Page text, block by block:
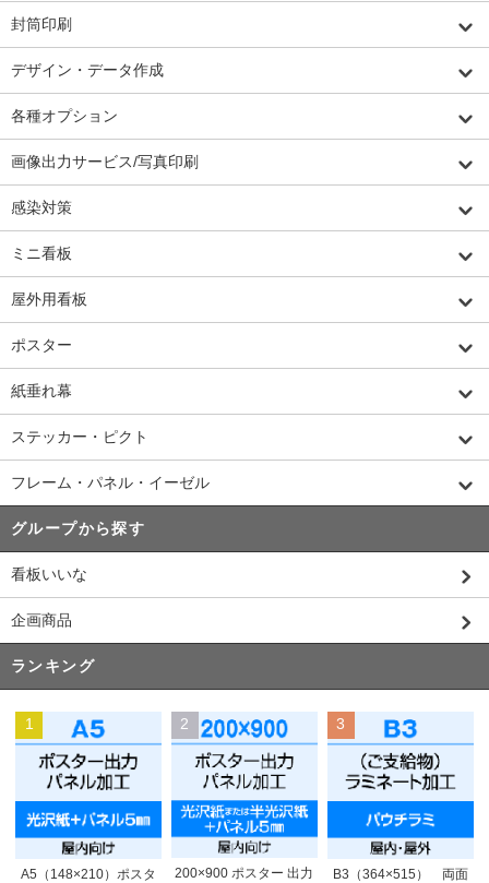
封筒印刷
デザイン・データ作成
各種オプション
画像出力サービス/写真印刷
感染対策
ミニ看板
屋外用看板
ポスター
紙垂れ幕
ステッカー・ピクト
フレーム・パネル・イーゼル
グループから探す
看板いいな
企画商品
ランキング
1
A5（148×210）ポスタ
2
200×900 ポスター 出力
3
B3（364×515） 両面